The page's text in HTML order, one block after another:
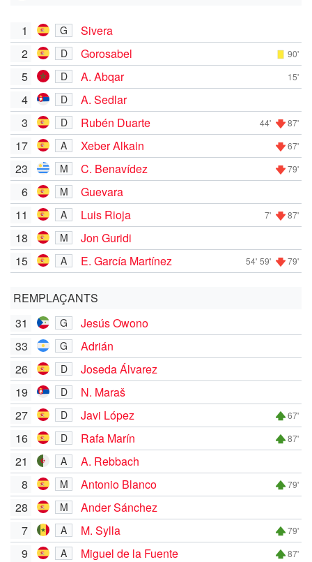
1 G
Sivera
2
D Gorosabel 90'
5 D A. Abqar 15'
4 D
A. Sedlar
3
D Rubén Duarte 44' 87'
17 A Xeber Alkain 67'
23 M C. Benavídez 79'
6 M
Guevara
11
A Luis Rioja 7' 87'
18 M
Jon Guridi
15
A E. García Martínez 54' 59' 79'
REMPLAÇANTS
31
G
Jesús Owono
33
G
Adrián
26
D
Joseda Álvarez
19
D
N. Maraš
27
D Javi López 67'
16 D Rafa Marín 87'
21 A
A. Rebbach
8
M Antonio Blanco 79'
28 M
Ander Sánchez
7
A M. Sylla 79'
9 A Miguel de la Fuente 87'